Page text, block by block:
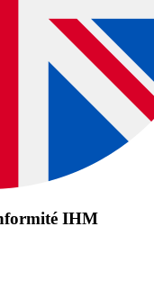
IHM